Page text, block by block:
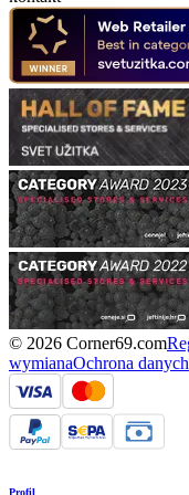
© 2026 Corner69.com
wymianaOchrona danych
Profil